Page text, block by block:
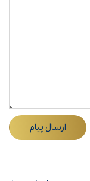
ارسال پیام